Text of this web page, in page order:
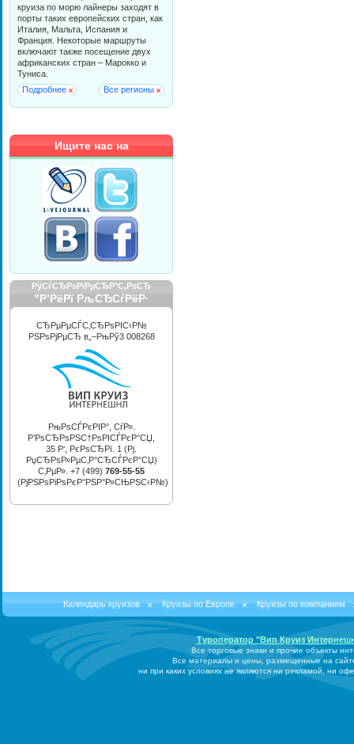
круиза по морю лайнеры заходят в
порты таких европейских стран, как
Италия, Мальта, Испания и
Франция. Некоторые маршруты
включают также посещение двух
африканских стран – Марокко и
Туниса.
Подробнее
Все регионы
Ищите нас на
СЂРµРµСЃС‚СЂРѕРІС‹Р№
РЅРѕРјРµСЂ в„–РњРў3 008268
РњРѕСЃРєРІР°, СѓР».
Р’РѕСЂРѕРЅС†РѕРІСЃРєР°СЏ,
35 Р‘, РєРѕСЂРї. 1 (Рј.
РџСЂРѕР»РµС‚Р°СЂСЃРєР°СЏ)
С‚РµР». +7 (499) 769-55-55
(РјРЅРѕРіРѕРєР°РЅР°Р»СЊРЅС‹Р№)
РўСѓСЂРѕРїРµСЂР°С‚РѕСЂ
"Р’РёРї РљСЂСѓРёР·
Календарь круизов Круизы по Европе Круизы по компаниям
Туроператор "Вип Круиз
Все торговые знаки и прочие объекты
Все материалы и цены, размещенные на
ни при каких условиях не являются ни рекламой, ни